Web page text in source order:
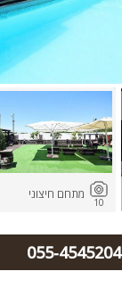
10
מתחם חיצוני
055-4545204